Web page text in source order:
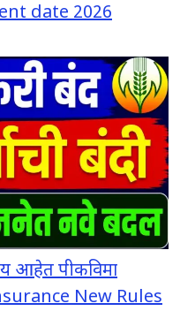
date 2026
आहेत पीकविमा
New Rules